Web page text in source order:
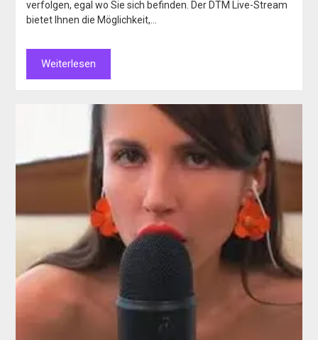
verfolgen, egal wo Sie sich befinden. Der DTM Live-Stream
bietet Ihnen die Möglichkeit,…
Weiterlesen